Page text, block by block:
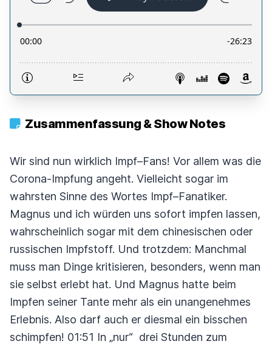
Zusammenfassung & Show Notes
Wir sind nun wirklich Impf–Fans! Vor allem was die
Corona-Impfung angeht. Vielleicht sogar im
wahrsten Sinne des Wortes Impf–Fanatiker.
Magnus und ich würden uns sofort impfen lassen,
wahrscheinlich sogar mit dem chinesischen oder
russischen Impfstoff. Und trotzdem: Manchmal
muss man Dinge kritisieren, besonders, wenn man
sie selbst erlebt hat. Und Magnus hatte beim
Impfen seiner Tante mehr als ein unangenehmes
Erlebnis. Also darf auch er diesmal ein bisschen
schimpfen! 01:51 In „nur“ drei Stunden zum